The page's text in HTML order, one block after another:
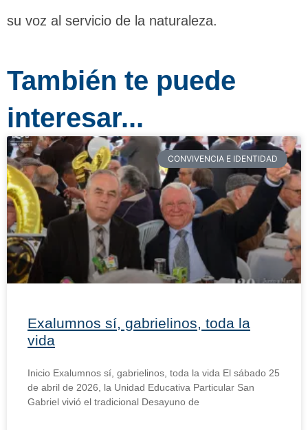
su voz al servicio de la naturaleza.
También te puede
interesar...
CONVIVENCIA E IDENTIDAD
Exalumnos sí, gabrielinos, toda la
vida
Inicio Exalumnos sí, gabrielinos, toda la vida El sábado 25
de abril de 2026, la Unidad Educativa Particular San
Gabriel vivió el tradicional Desayuno de